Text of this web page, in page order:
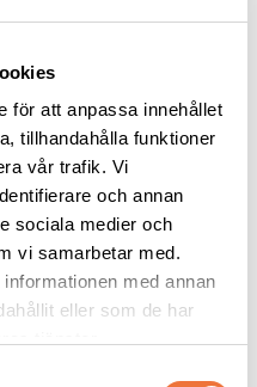
för att anpassa innehållet
tillhandahålla funktioner
vår trafik. Vi
och annan
sociala medier och
vi samarbetar med.
med annan
eller som de har
Hundgott Norden -
Svensk torkad oxlunga
Tunnskivad svensk oxlunga